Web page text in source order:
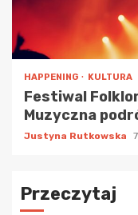
HAPPENING KULTURA
Festiwal
Muzyczna
Justyna Rutkowska
Przeczytaj